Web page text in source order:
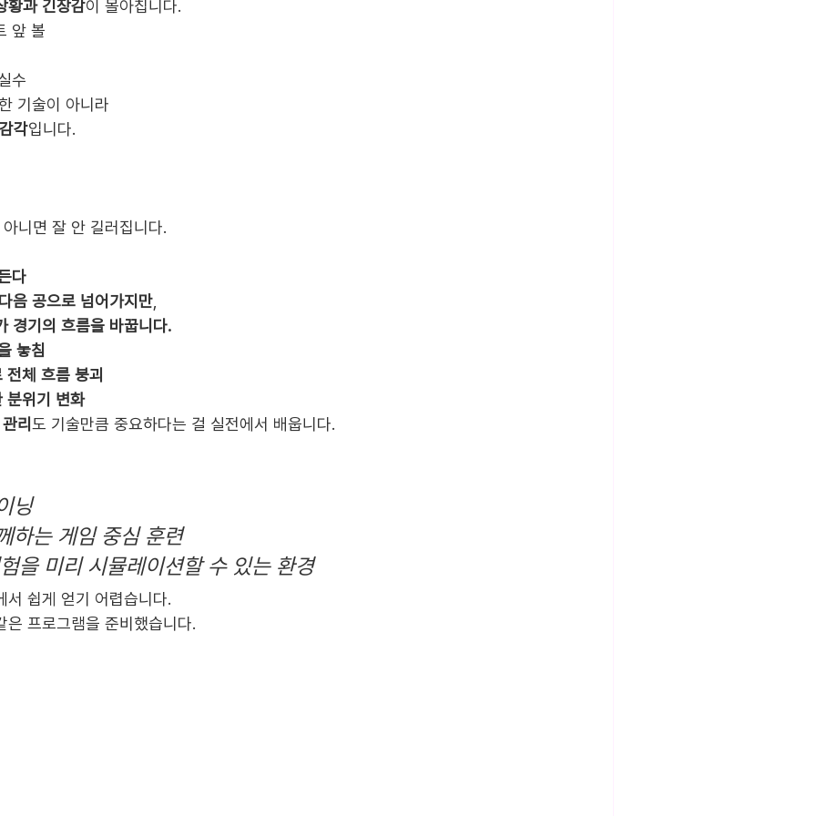
황과 긴장감이 몰아칩니다.
앞 볼
수
기술이 아니라
각입니다.
니면 잘 안 길러집니다.
다
음 공으로 넘어가지만,
경기의 흐름을 바꿉니다.
놓침
전체 흐름 붕괴
분위기 변화
리도 기술만큼 중요하다는 걸 실전에서 배웁니다.
닝
하는 게임 중심 훈련
을 미리 시뮬레이션할 수 있는 환경
서 쉽게 얻기 어렵습니다.
은 프로그램을 준비했습니다.